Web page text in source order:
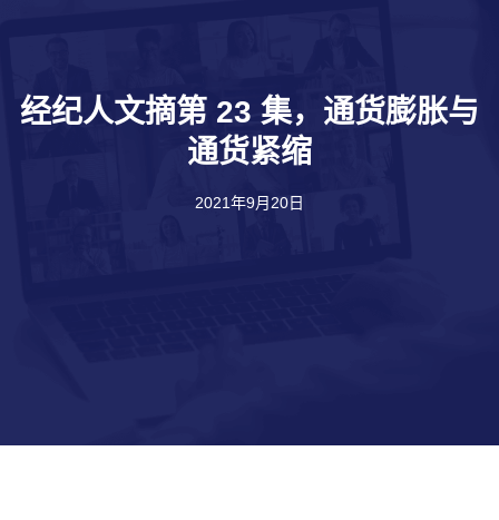
经纪人文摘第 23 集，通货膨胀与
通货紧缩
2021年9月20日